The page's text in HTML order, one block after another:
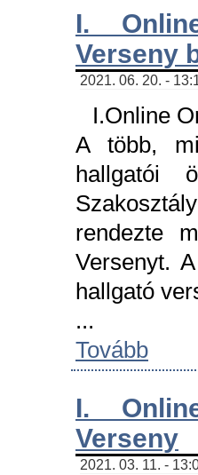
I.
Verseny
2021. 06. 20. -
I.Online
A több,
hallgatói
rendezte
Versenyt.
hallgató
...
Tovább
I.
Verseny
2021. 03. 11. -